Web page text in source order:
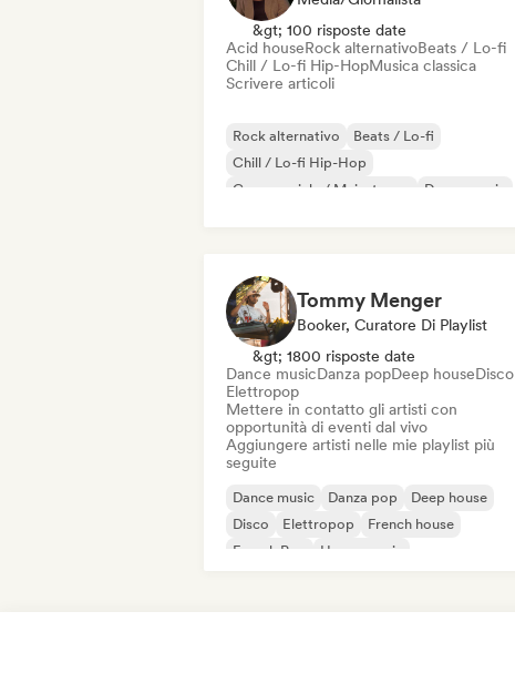
&gt; 100 risposte date
Acid houseRock alternativoBeats / Lo-fi
Chill / Lo-fi Hip-HopMusica classica
Scrivere articoli
Rock alternativo
Beats / Lo-fi
Chill / Lo-fi Hip-Hop
Commerciale / Mainstream
Dance music
Tommy Menger
Booker, Curatore Di Playlist
&gt; 1800 risposte date
Dance musicDanza popDeep houseDisco
Elettropop
Mettere in contatto gli artisti con
opportunità di eventi dal vivo
Aggiungere artisti nelle mie playlist più
seguite
Dance music Danza pop
Deep house
Disco
Elettropop
French house
French Pop
House music